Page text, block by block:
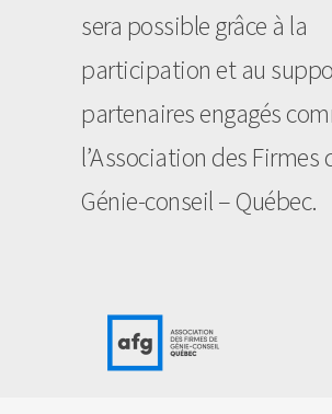
sera possible grâce à la
participation et au
partenaires engagés
l’Association des Firmes
Génie-conseil – Québec.